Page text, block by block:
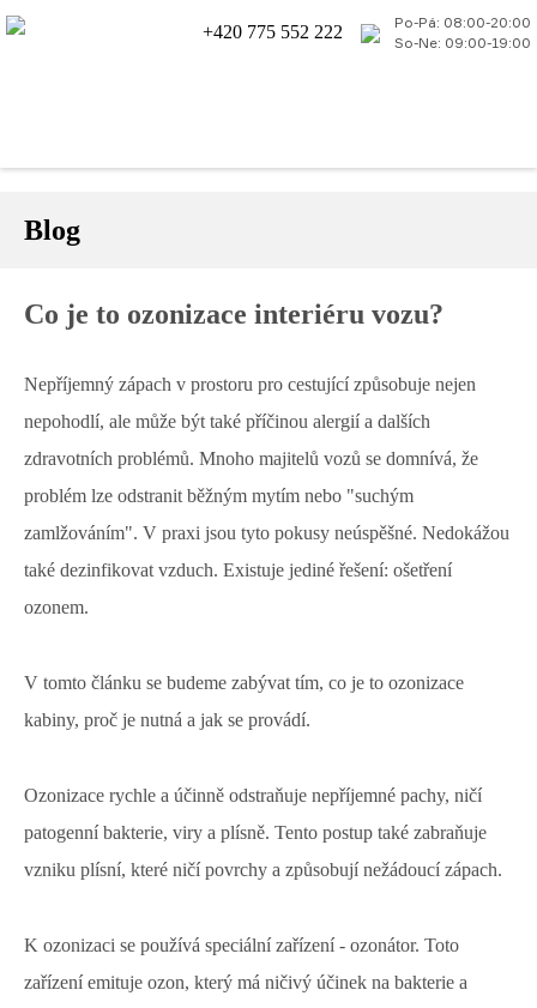
+420 775 552 222
Po-Pá: 08:00-20:00
So-Ne: 09:00-19:00
Blog
Co je to ozonizace interiéru vozu?
Nepříjemný zápach v prostoru pro cestující způsobuje nejen
nepohodlí, ale může být také příčinou alergií a dalších
zdravotních problémů. Mnoho majitelů vozů se domnívá, že
problém lze odstranit běžným mytím nebo "suchým
zamlžováním". V praxi jsou tyto pokusy neúspěšné. Nedokážou
také dezinfikovat vzduch. Existuje jediné řešení: ošetření
ozonem.
V tomto článku se budeme zabývat tím, co je to ozonizace
kabiny, proč je nutná a jak se provádí.
Ozonizace rychle a účinně odstraňuje nepříjemné pachy, ničí
patogenní bakterie, viry a plísně. Tento postup také zabraňuje
vzniku plísní, které ničí povrchy a způsobují nežádoucí zápach.
K ozonizaci se používá speciální zařízení - ozonátor. Toto
zařízení emituje ozon, který má ničivý účinek na bakterie a